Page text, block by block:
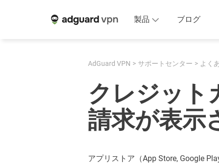
製品 ブログ
AdGuard VPN サポートセンター よく
クレジット
請求が表示
アプリストア（App Store, Google